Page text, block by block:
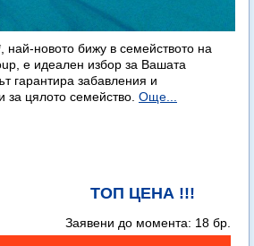
най-новото бижу в семейството на
е идеален избор за Вашата
гарантира забавления и
цялото семейство. Още...
ТОП ЦЕНА !!!
Заявени до момента: 18 бр.